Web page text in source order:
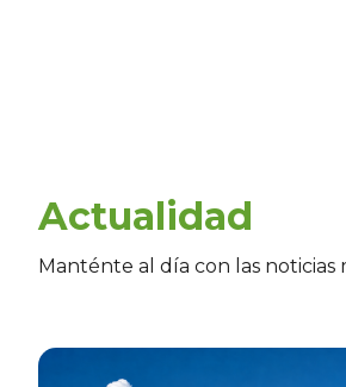
Actualidad
Manténte al día con las